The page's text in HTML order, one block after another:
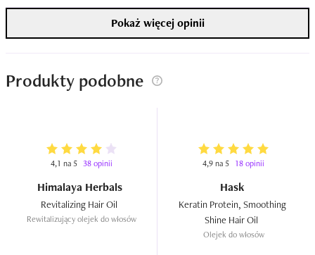
Pokaż więcej opinii
Produkty podobne
4,1 na 5 38 opinii
Himalaya Herbals
Rewitalizujący olejek do włosów
4,9 na 5 18 opinii
Hask
Keratin Protein, Smoothing
Olejek do włosów